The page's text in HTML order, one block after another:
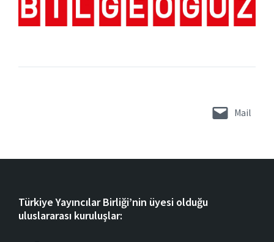
Mail
Türkiye Yayıncılar Birliği’nin üyesi olduğu
uluslararası kuruluşlar: